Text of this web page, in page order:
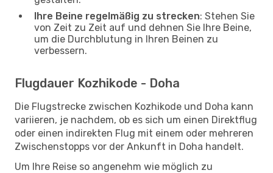
Ihre Beine regelmäßig zu strecken: Stehen Sie
von Zeit zu Zeit auf und dehnen Sie Ihre Beine,
um die Durchblutung in Ihren Beinen zu
verbessern.
Flugdauer Kozhikode - Doha
Die Flugstrecke zwischen Kozhikode und Doha kann
variieren, je nachdem, ob es sich um einen Direktflug
oder einen indirekten Flug mit einem oder mehreren
Zwischenstopps vor der Ankunft in Doha handelt.
Um Ihre Reise so angenehm wie möglich zu